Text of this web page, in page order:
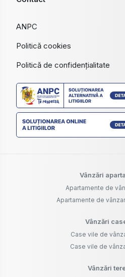
ANPC
Politică cookies
Politică de confidențialitate
Vânzări
Apartamente de
Apartamente de
Vânzări
Case vile de
Case vile de
Vânzări